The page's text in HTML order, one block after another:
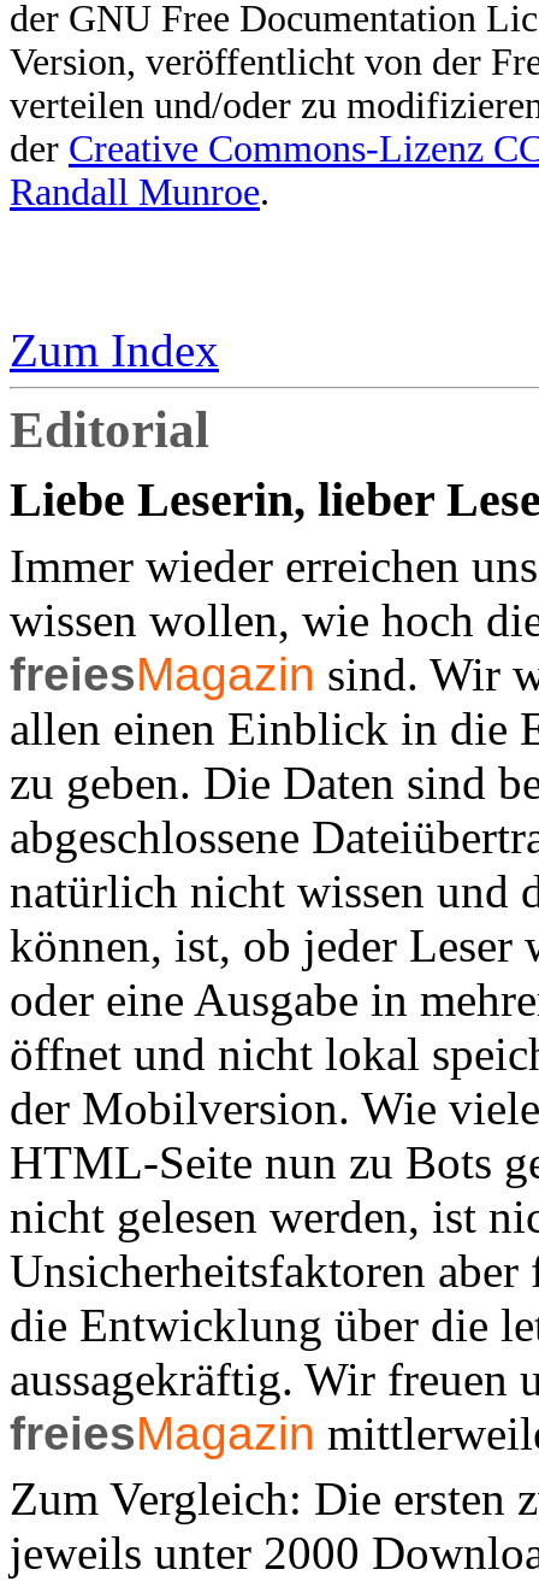
der GNU Free Documentation
Version, veröffentlicht von der
verteilen und/oder zu
der Creative Commons-Lizenz
Randall Munroe.
Zum Index
Editorial
Liebe Leserin, lieber
Immer wieder erreichen
wissen wollen, wie hoch
freiesMagazin sind. Wir
allen einen Einblick in die
zu geben. Die Daten sind
abgeschlossene
natürlich nicht wissen und
können, ist, ob jeder
oder eine Ausgabe in
öffnet und nicht lokal
der Mobilversion. Wie
HTML-Seite nun zu Bots
nicht gelesen werden, ist
Unsicherheitsfaktoren
die Entwicklung über die
aussagekräftig. Wir freuen
freiesMagazin
Zum Vergleich: Die ersten
jeweils unter 2000